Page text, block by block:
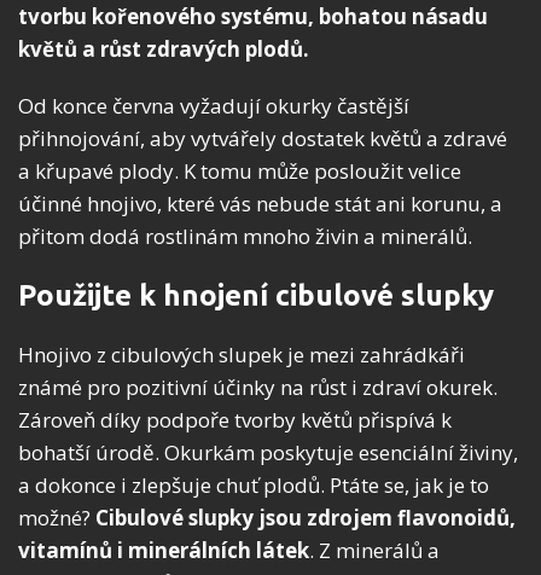
tvorbu kořenového systému, bohatou násadu
květů a růst zdravých plodů.
Od konce června vyžadují okurky častější
přihnojování, aby vytvářely dostatek květů a zdravé
a křupavé plody. K tomu může posloužit velice
účinné hnojivo, které vás nebude stát ani korunu, a
přitom dodá rostlinám mnoho živin a minerálů.
Použijte k hnojení cibulové slupky
Hnojivo z cibulových slupek je mezi zahrádkáři
známé pro pozitivní účinky na růst i zdraví okurek.
Zároveň díky podpoře tvorby květů přispívá k
bohatší úrodě. Okurkám poskytuje esenciální živiny,
a dokonce i zlepšuje chuť plodů. Ptáte se, jak je to
možné? Cibulové slupky jsou zdrojem flavonoidů,
vitamínů i minerálních látek. Z minerálů a